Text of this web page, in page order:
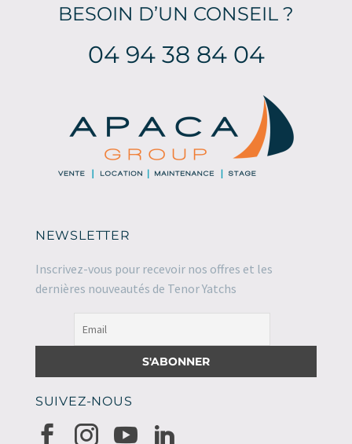
BESOIN D’UN CONSEIL ?
04 94 38 84 04
NEWSLETTER
Inscrivez-vous pour recevoir nos offres et les
dernières nouveautés de Tenor Yatchs
SUIVEZ-NOUS